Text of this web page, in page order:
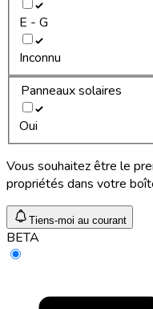
E - G
Inconnu
Panneaux solaires
Oui
Vous souhaitez être le
propriétés dans votre
Tiens-moi au courant
BETA